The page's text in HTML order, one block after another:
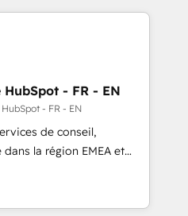
✓ ISO27001:2022 /
purpose-built apps,
pipeline with inbound,
Design:
with UX, messaging,
results. 🤖AI
AI services. 🧩
with custom
- FR - EN
- FR - EN
de conseil,
la région EMEA et
115 experts en
Revops, CRM et